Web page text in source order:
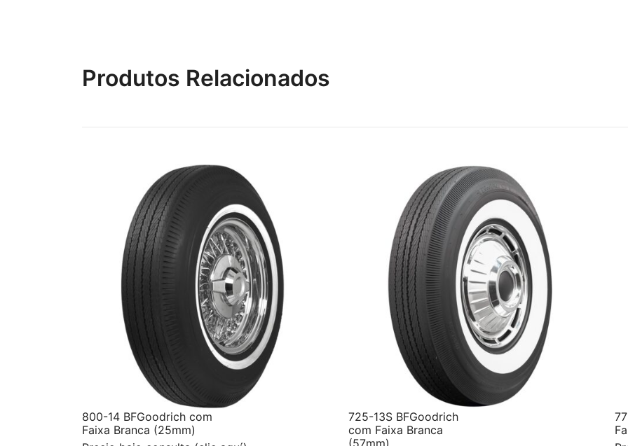
Produtos Relacionados
800-14 BFGoodrich com
Faixa Branca (25mm)
725-13S BFGoodrich
com Faixa Branca
(57mm)